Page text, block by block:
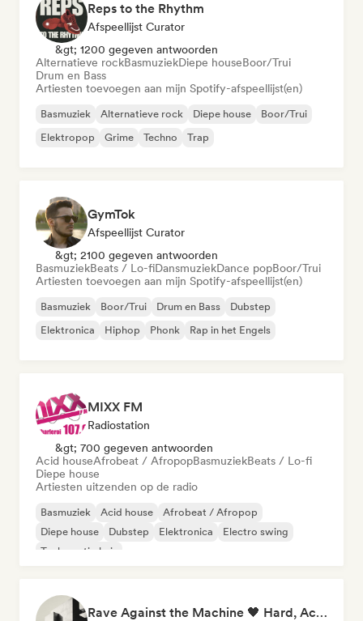
Reps to the Rhythm
Afspeellijst Curator
&gt; 1200 gegeven antwoorden
Alternatieve rockBasmuziekDiepe houseBoor/Trui
Drum en Bass
Artiesten toevoegen aan mijn Spotify-afspeellijst(en)
Basmuziek Alternatieve rock Diepe house
Boor/Trui
Elektropop
Grime Techno Trap
GymTok
Afspeellijst Curator
&gt; 2100 gegeven antwoorden
BasmuziekBeats / Lo-fiDansmuziekDance popBoor/Trui
Artiesten toevoegen aan mijn Spotify-afspeellijst(en)
Basmuziek Boor/Trui Drum en Bass
Dubstep
Elektronica
Hiphop Phonk Rap in het Engels
MIXX FM
Radiostation
&gt; 700 gegeven antwoorden
Acid houseAfrobeat / AfropopBasmuziekBeats / Lo-fi
Diepe house
Artiesten uitzenden op de radio
Basmuziek Acid house
Afrobeat / Afropop
Diepe house
Dubstep Elektronica
Electro swing
Toekomstig huis
Rave Against the Machine 🖤 Hard, Acid & Dark Techno